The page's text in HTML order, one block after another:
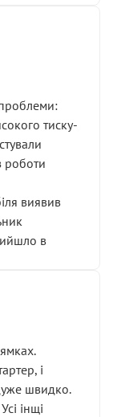
тиску-
роботи
виявив
в
і
швидко.
інщі